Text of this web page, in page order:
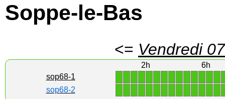
Soppe-le-Bas
<= Vendredi
2h
6h
sop68-1
sop68-2